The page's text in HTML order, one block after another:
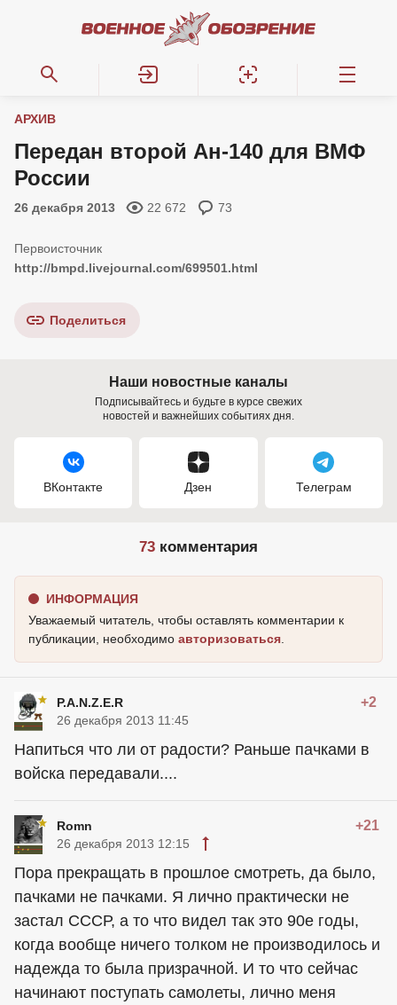
АРХИВ
Передан второй Ан-140 для ВМФ
России
26 декабря 2013 22 672 73
http://bmpd.livejournal.com/699501.html
Поделиться
Наши новостные каналы
Подписывайтесь и будьте в курсе свежих
новостей и важнейших событиях дня.
ВКонтакте Дзен Телеграм
73 комментария
ИНФОРМАЦИЯ
Уважаемый читатель, чтобы оставлять комментарии к
публикации, необходимо авторизоваться
P.A.N.Z.E.R +2
26 декабря 2013 11:45
Напиться что ли от радости? Раньше пачками в
войска передавали....
Romn +21
26 декабря 2013 12:15
Пора прекращать в прошлое смотреть, да было,
пачками не пачками. Я лично практически не
застал СССР, а то что видел так это 90е годы,
когда вообще ничего толком не производилось и
надежда то была призрачной. И то что сейчас
начинают поступать самолеты, лично меня